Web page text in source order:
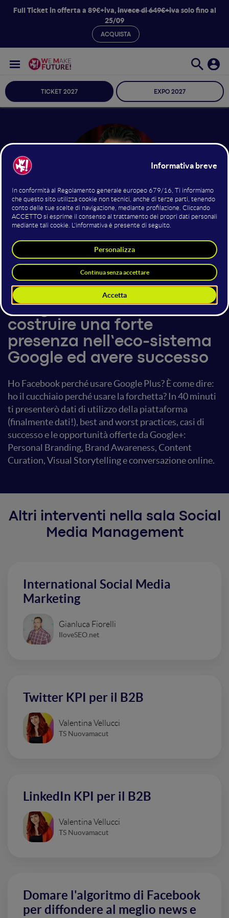
Full Ticket in offerta a 89€+iva,invece di 649€+ivasolo fino al
25/09
ACQUISTA
TICKET 2027 EXPO 2027
20 giugno 201511:30 - 12:10
Social Media Management
Google Plus: Come
costruire una forte
presenza nell’eco-sistema
Google ed avere successo
Ho Facebook perché usare Google Plus? È come dire:
ho il cucchiaio perché usare la forchetta? In 40 minuti
ti presenterò dati di utilizzo della piattaforma
(finalmente dati!), best and worst practices, casi di
successo e le opportunità offerte da Google+:
Personal Branding, Brand Awareness, Content
Curation, Visual Storytelling e conversazione online.
Altri interventi nella sala Social
Media Management
International Social Media
Marketing
Gianluca Fiorelli
IloveSEO.net
Twitter KPI per il B2B
Valentina Vellucci
TS Nuovamacut
LinkedIn KPI per il B2B
Valentina Vellucci
TS Nuovamacut
Domare l'algoritmo di Facebook
per diffondere al meglio news e